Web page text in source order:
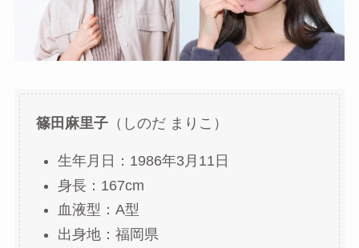
篠田麻里子（しのだ まりこ）
生年月日：1986年3月11日
身長：167cm
血液型：A型
出身地：福岡県